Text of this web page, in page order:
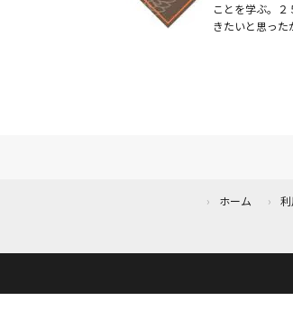
ことを学ぶ。
きたいと思った
ホーム